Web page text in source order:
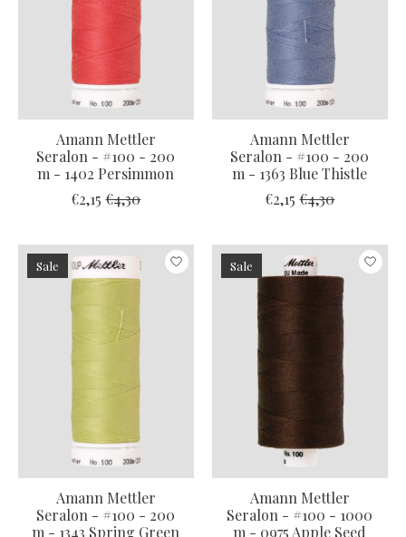
Amann Mettler
Seralon - #100 - 200
m - 1402 Persimmon
€2,15 €4,30
Amann Mettler
Seralon - #100 - 200
m - 1363 Blue Thistle
€2,15 €4,30
Sale
Amann Mettler
Seralon - #100 - 200
m - 1343 Spring Green
Sale
Amann Mettler
Seralon - #100 - 1000
m - 0975 Apple Seed